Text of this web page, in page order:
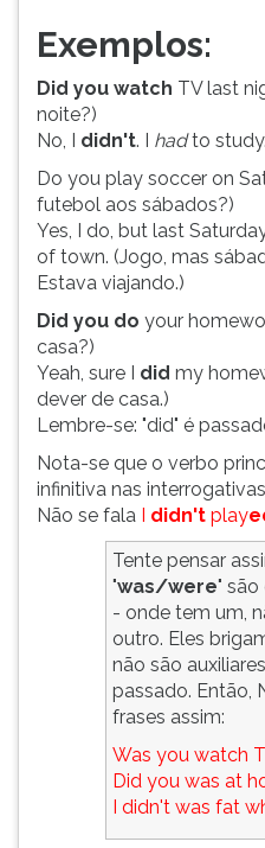
Exemplos:
Did you watch TV last
noite?)
No, I didn't. I hadto
Do you play soccer on
futebol aos sábados?)
Yes, I do, but last
of town. (Jogo, mas
Estava viajando.)
Did you do your
casa?)
Yeah, sure I did my
dever de casa.)
Lembre-se: "did" é
Nota-se que o verbo
infinitiva nas
Não se fala I didn't play
Tente pensar
"was/were"
- onde tem um,
outro. Eles
não são
passado. Então,
frases assim:
Was you watch
Did you was at
I didn't was fat